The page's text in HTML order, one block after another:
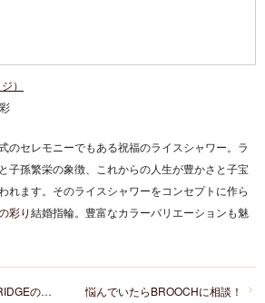
）
のセレモニーでもある祝福のライスシャワー。ラ
子孫繁栄の象徴、これからの人生が豊かさと子宝
れます。そのライスシャワーをコンセプトに作ら
彩り結婚指輪。豊富なカラーバリエーションも魅
悩んでいたらBROOCHに相談！
ングにセット